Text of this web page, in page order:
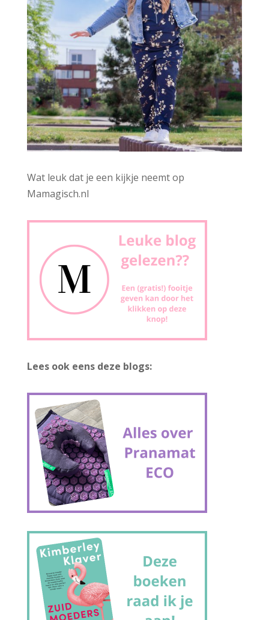
Wat leuk dat je een kijkje neemt op
Mamagisch.nl
Lees ook eens deze blogs: